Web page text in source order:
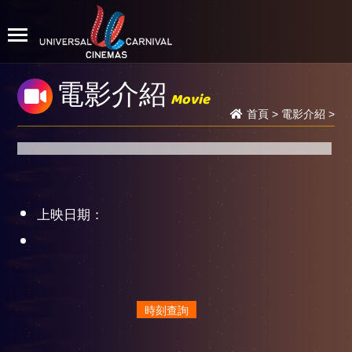
電影介紹 Movie
首頁> 電影介紹 >
上映日期：
時刻查詢